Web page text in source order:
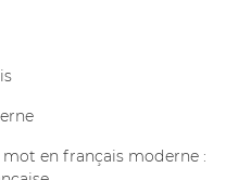
en français moderne :